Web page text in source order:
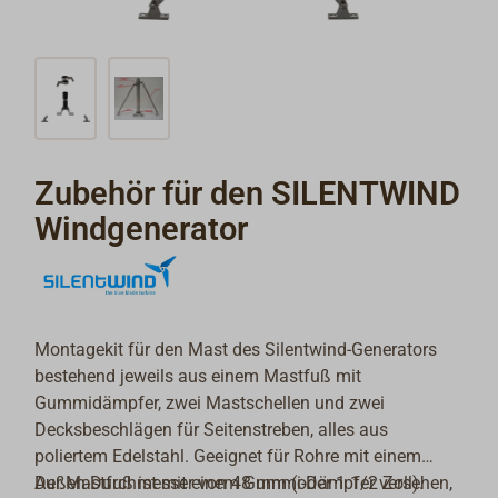
Zubehör für den SILENTWIND
Windgenerator
Montagekit für den Mast des Silentwind-Generators
bestehend jeweils aus einem Mastfuß mit
Gummidämpfer, zwei Mastschellen und zwei
Decksbeschlägen für Seitenstreben, alles aus
poliertem Edelstahl. Geeignet für Rohre mit einem
Außen-Durchmesser von 48 mm (oder 1 1/2 Zoll).
Der Mastfuß ist mit einem Gummi-Dämpfer versehen,